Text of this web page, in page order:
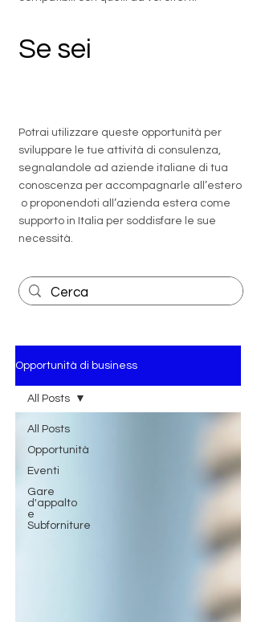
Se sei
Potrai utilizzare queste opportunità per
sviluppare le tue attività di consulenza,
segnalandole ad aziende italiane di tua
conoscenza per accompagnarle all’estero
o proponendoti all’azienda estera come
supporto in Italia per soddisfare le sue
necessità.
Opportunità di business
All Posts
Opportunità
Eventi
Gare
d'appalto
e
Subforniture
All Posts